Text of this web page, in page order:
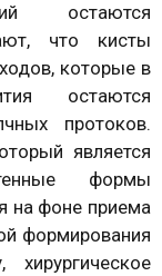
остаются
что кисты
которые в
остаются
протоков.
является
формы
на фоне приема
формирования